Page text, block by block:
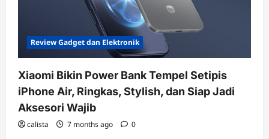
Review Gadget dan Elektronik
Xiaomi Bikin Power Bank Tempel Setipis
iPhone Air, Ringkas, Stylish, dan Siap Jadi
Aksesori Wajib
calista 7 months ago 0